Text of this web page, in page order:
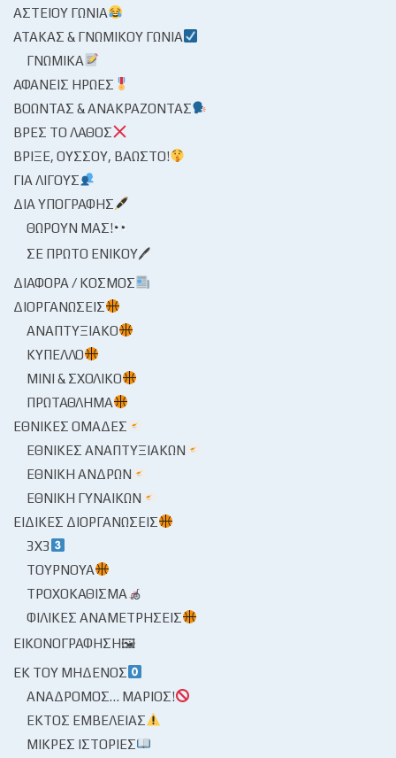
ΑΣΤΕΊΟΥ ΓΩΝΊΑ
ΑΤΆΚΑΣ & ΓΝΩΜΙΚΟΎ ΓΩΝΊΑ
ΓΝΩΜΙΚΆ
ΑΦΑΝΕΊΣ ΉΡΩΕΣ
ΒΟΏΝΤΑΣ & ΑΝΑΚΡΆΖΟΝΤΑΣ
ΒΡΕΣ ΤΟ ΛΆΘΟΣ
ΒΡΊΞΕ, ΟΎΣΣΟΥ, ΒΆΩΣΤΟ!
ΓΙΑ ΛΊΓΟΥΣ
ΔΙΑ ΥΠΟΓΡΑΦΉΣ
ΘΩΡΟΎΝ ΜΑΣ!
ΣΕ ΠΡΏΤΟ ΕΝΙΚΟΎ🖊
ΔΙΆΦΟΡΑ / ΚΌΣΜΟΣ
ΔΙΟΡΓΑΝΏΣΕΙΣ
ΑΝΑΠΤΥΞΙΑΚΌ
ΚΎΠΕΛΛΟ
ΜΊΝΙ & ΣΧΟΛΙΚΌ
ΠΡΩΤΆΘΛΗΜΑ
ΕΘΝΙΚΈΣ ΟΜΆΔΕΣ
ΕΘΝΙΚΈΣ ΑΝΑΠΤΥΞΙΑΚΏΝ
ΕΘΝΙΚΉ ΑΝΔΡΏΝ
ΕΘΝΙΚΉ ΓΥΝΑΙΚΏΝ
ΕΙΔΙΚΈΣ ΔΙΟΡΓΑΝΏΣΕΙΣ
3X3
ΤΟΥΡΝΟΥΆ
ΤΡΟΧΟΚΆΘΙΣΜΑ
ΦΙΛΙΚΈΣ ΑΝΑΜΕΤΡΉΣΕΙΣ
ΕΙΚΟΝΟΓΡΆΦΗΣΗ🖼
ΕΚ ΤΟΥ ΜΗΔΕΝΌΣ
ΑΝΆΔΡΟΜΟΣ… ΜΆΡΙΟΣ!
ΕΚΤΌΣ ΕΜΒΈΛΕΙΑΣ
ΜΙΚΡΈΣ ΙΣΤΟΡΊΕΣ